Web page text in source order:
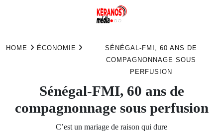
HOME ÉCONOMIE
SÉNÉGAL-FMI, 60 ANS DE
COMPAGNONNAGE SOUS
PERFUSION
Sénégal-FMI, 60 ans de
compagnonnage sous perfusion
C’est un mariage de raison qui dure